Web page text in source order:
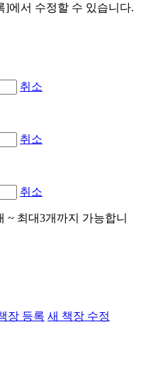
]에서 수정할 수 있습니다.
취소
취소
취소
~ 최대3개까지 가능합니
장 등록 새 책장 수정